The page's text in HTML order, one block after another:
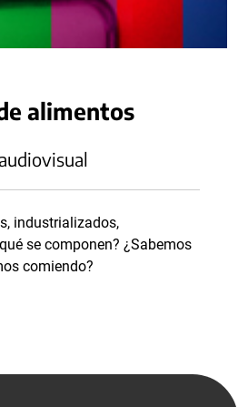
alimentos
industrializados,
se componen? ¿Sabemos
comiendo?